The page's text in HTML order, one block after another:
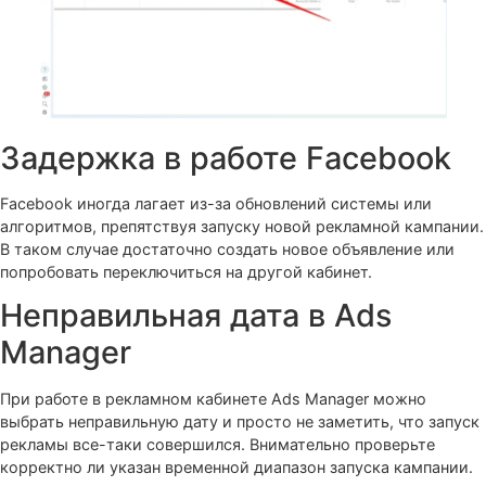
затратами на рекламу, установив лимит для аккаунта.
Снять лимит или увеличить желаемую сумму можно по
https://adsmanager.facebook.com/ads/manager/
.